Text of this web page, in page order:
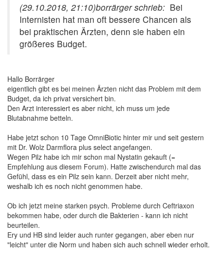
(29.10.2018, 21:10)borrärger schrieb: Bei
Internisten hat man oft bessere Chancen als
bei praktischen Ärzten, denn sie haben ein
größeres Budget.
Hallo Borrärger
eigentlich gibt es bei meinen Ärzten nicht das Problem mit dem
Budget, da ich privat versichert bin.
Den Arzt interessiert es aber nicht, ich muss um jede
Blutabnahme betteln.
Habe jetzt schon 10 Tage OmniBiotic hinter mir und seit gestern
mit Dr. Wolz Darmflora plus select angefangen.
Wegen Pilz habe ich mir schon mal Nystatin gekauft (=
Empfehlung aus diesem Forum). Hatte zwischendurch mal das
Gefühl, dass es ein Pilz sein kann. Derzeit aber nicht mehr,
weshalb ich es noch nicht genommen habe.
Ob ich jetzt meine starken psych. Probleme durch Ceftriaxon
bekommen habe, oder durch die Bakterien - kann ich nicht
beurteilen.
Ery und HB sind leider auch runter gegangen, aber eben nur
"leicht" unter die Norm und haben sich auch schnell wieder erholt.